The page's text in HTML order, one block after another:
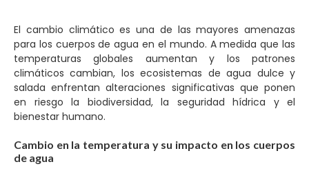
El cambio climático es una de las mayores amenazas
para los cuerpos de agua en el mundo. A medida que las
temperaturas globales aumentan y los patrones
climáticos cambian, los ecosistemas de agua dulce y
salada enfrentan alteraciones significativas que ponen
en riesgo la biodiversidad, la seguridad hídrica y el
bienestar humano.
Cambio en la temperatura y su impacto en los cuerpos
de agua